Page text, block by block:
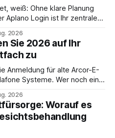
weiß: Ohne klare Planung
Aplano Login ist Ihr zentraler
kommunikation rund um
In diesem Leitfaden
einen reibungslosen Einstieg
2026
Sie 2026 auf Ihr
zu
Systeme. Wer noch eine
Vodafone E-Mail & Cloud
Login über mail.
2026
Worauf es